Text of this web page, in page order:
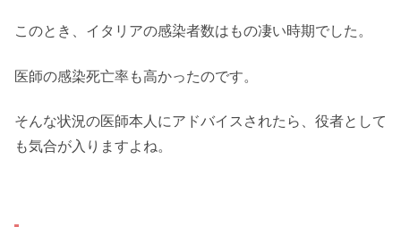
このとき、イタリアの感染者数はもの凄い時期でした。
医師の感染死亡率も高かったのです。
そんな状況の医師本人にアドバイスされたら、役者として
も気合が入りますよね。